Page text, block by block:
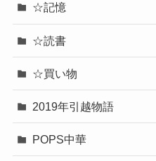
☆記憶
☆読書
☆買い物
2019年引越物語
POPS中華